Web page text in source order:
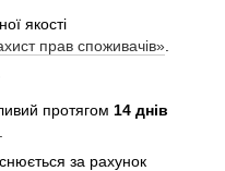
якості
прав споживачів»
протягом 14 днів
за рахунок